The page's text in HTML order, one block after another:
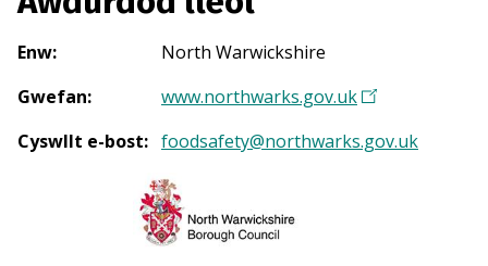
Enw:
North Warwickshire
Gwefan: www.northwarks.gov.uk(
n
Cyswllt e-bost: foodsafety@northwarks.gov.uk